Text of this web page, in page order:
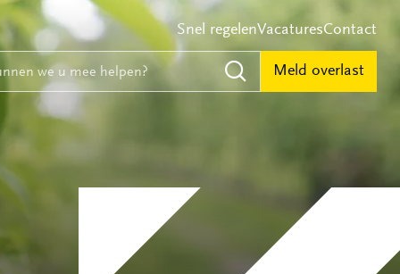
Snel regelenVacaturesContact
we u mee helpen?
Zoeken
Meld overlast